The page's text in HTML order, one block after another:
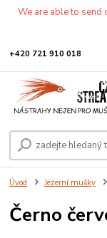
We are able to send
+420 721 910 018
Úvod Jezerní mušky
Černo